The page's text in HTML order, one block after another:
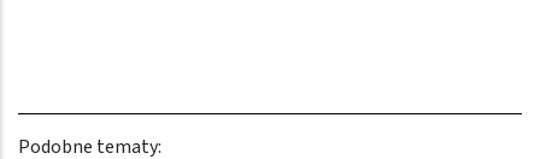
Podobne tematy: